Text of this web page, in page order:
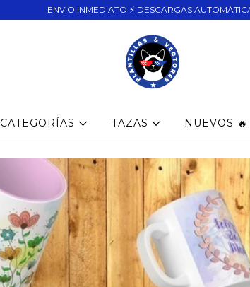
ENVÍO INMEDIATO ⚡ DESCARGAS
CATEGORÍAS TAZAS NUEVOS 🔥